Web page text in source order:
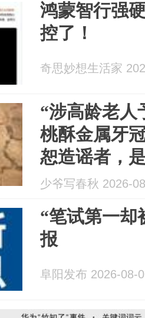
鸿蒙智行强
控了！
奇思妙想生活家
“涉高龄老人
桃酥金属牙
恕造谣者，
少爷写春秋 2026-
“笔试第一却
报
阜阳发布 2026-08-